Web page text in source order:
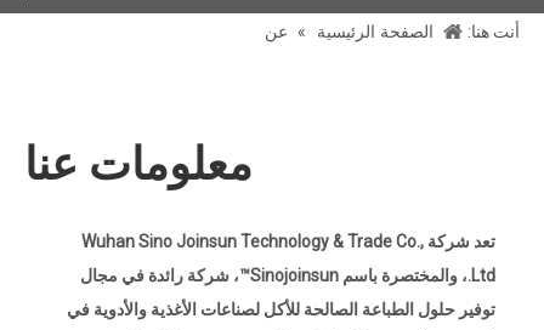
أنت هنا: الصفحة الرئيسية » عن
معلومات عنا
تعد شركة Wuhan Sino Joinsun Technology & Trade Co.,
Ltd.، والمختصرة باسم Sinojoinsun™، شركة رائدة في مجال
توفير حلول الطباعة الصالحة للأكل لصناعات الأغذية والأدوية في